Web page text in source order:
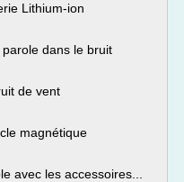
Lithium-ion
dans le bruit
de vent
magnétique
avec les accessoires...